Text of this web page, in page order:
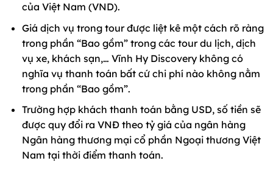
của Việt Nam (VND).
Giá dịch vụ trong tour được liệt kê một cách rõ ràng
trong phần “Bao gồm” trong các tour du lịch, dịch
vụ xe, khách sạn,… Vĩnh Hy Discovery không có
nghĩa vụ thanh toán bất cứ chi phí nào không nằm
trong phần “Bao gồm”.
Trường hợp khách thanh toán bằng USD, số tiền sẽ
được quy đổi ra VNĐ theo tỷ giá của ngân hàng
Ngân hàng thương mại cổ phần Ngoại thương Việt
Nam tại thời điểm thanh toán.